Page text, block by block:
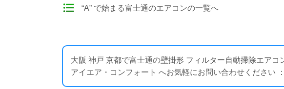
“A” で始まる富士通のエアコンの一覧へ
大阪 神戸 京都で富士通の壁掛形 フィルター自動掃除エアコ
アイエア・コンフォート へお気軽にお問い合わせください